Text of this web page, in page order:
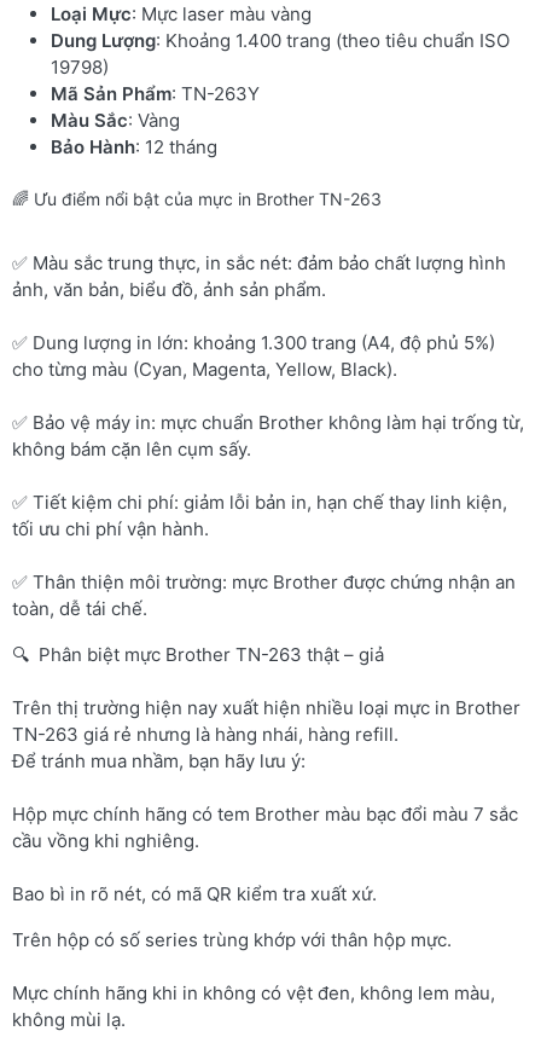
Loại Mực: Mực laser màu vàng
Dung Lượng: Khoảng 1.400 trang (theo tiêu chuẩn ISO
19798)
Mã Sản Phẩm: TN-263Y
Màu Sắc: Vàng
Bảo Hành: 12 tháng
🌈 Ưu điểm nổi bật của mực in Brother TN-263
✅ Màu sắc trung thực, in sắc nét: đảm bảo chất lượng hình
ảnh, văn bản, biểu đồ, ảnh sản phẩm.
✅ Dung lượng in lớn: khoảng 1.300 trang (A4, độ phủ 5%)
cho từng màu (Cyan, Magenta, Yellow, Black).
✅ Bảo vệ máy in: mực chuẩn Brother không làm hại trống từ,
không bám cặn lên cụm sấy.
✅ Tiết kiệm chi phí: giảm lỗi bản in, hạn chế thay linh kiện,
tối ưu chi phí vận hành.
✅ Thân thiện môi trường: mực Brother được chứng nhận an
toàn, dễ tái chế.
🔍 Phân biệt mực Brother TN-263 thật – giả
Trên thị trường hiện nay xuất hiện nhiều loại mực in Brother
TN-263 giá rẻ nhưng là hàng nhái, hàng refill.
Để tránh mua nhầm, bạn hãy lưu ý:
Hộp mực chính hãng có tem Brother màu bạc đổi màu 7 sắc
cầu vồng khi nghiêng.
Bao bì in rõ nét, có mã QR kiểm tra xuất xứ.
Trên hộp có số series trùng khớp với thân hộp mực.
Mực chính hãng khi in không có vệt đen, không lem màu,
không mùi lạ.